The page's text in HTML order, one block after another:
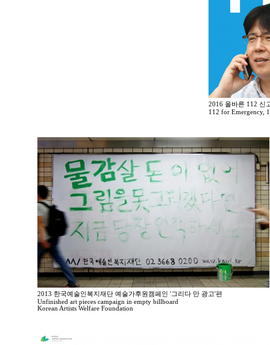
2016 올바른 112 신
112 for Emergency,
2013 한국예술인복지재단 예술가후원캠페인 '그리다 만 광고'편
Unfinished art pieces campaign in empty billboard
Korean Artists Welfare Foundation